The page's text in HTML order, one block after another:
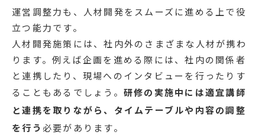
運営調整力も、人材開発をスムーズに進める上で役
立つ能力です。
人材開発施策には、社内外のさまざまな人材が携わ
ります。例えば企画を進める際には、社内の関係者
と連携したり、現場へのインタビューを行ったりす
ることもあるでしょう。 研修の実施中には適宜講師
と連携を取りながら、タイムテーブルや内容の調整
を行う 必要があります。